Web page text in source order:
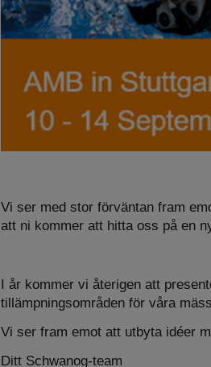
Vi ser med stor förväntan fram
att ni kommer att hitta oss på en
I år kommer vi återigen att
tillämpningsområden för våra
Vi ser fram emot att utbyta idéer
Ditt Schwanog-team